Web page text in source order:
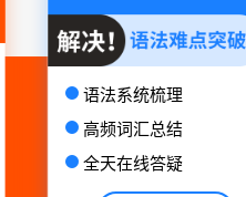
语法系统梳理
高频词汇总结
全天在线答疑